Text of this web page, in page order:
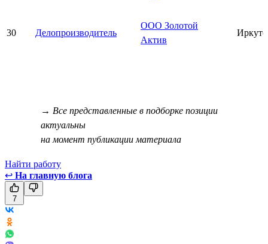
30 Делопроизводитель
ООО Золотой
Актив
→ Все представленные в подборке позиции
актуальны
на момент публикации материала
Найти работу
↩ На главную блога
7